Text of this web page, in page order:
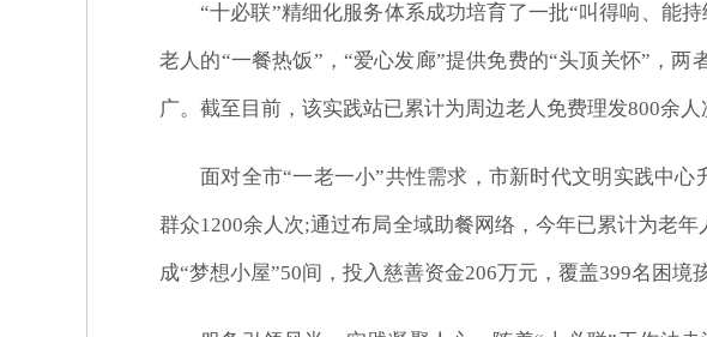
“十必联”精细化服务体系成功培育了一批“叫得响、能
老人的“一餐热饭”，“爱心发廊”提供免费的“头顶关怀”，
广。截至目前，该实践站已累计为周边老人免费理发800余人
面对全市“一老一小”共性需求，市新时代文明实践中
群众1200余人次;通过布局全域助餐网络，今年已累计为老
成“梦想小屋”50间，投入慈善资金206万元，覆盖399名困境